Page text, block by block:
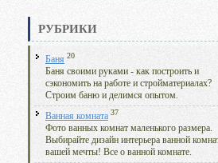
РУБРИКИ
Баня 20
Баня своими руками - как построить и
сэкономить на работе и стройматериалах?
Строим баню и делимся опытом.
Ванная комната 37
Фото ванных комнат маленького размера.
Выбирайте дизайн интерьера ванной
вашей мечты! Все о ванной комнате.